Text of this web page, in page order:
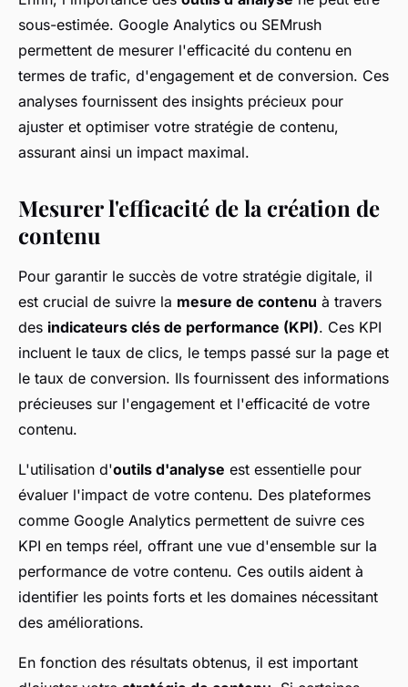
sous-estimée. Google Analytics ou SEMrush
permettent de mesurer l'efficacité du contenu en
termes de trafic, d'engagement et de conversion. Ces
analyses fournissent des insights précieux pour
ajuster et optimiser votre stratégie de contenu,
assurant ainsi un impact maximal.
Mesurer l'efficacité de la création de
contenu
Pour garantir le succès de votre stratégie digitale, il
est crucial de suivre la mesure de contenu à travers
des indicateurs clés de performance (KPI). Ces KPI
incluent le taux de clics, le temps passé sur la page et
le taux de conversion. Ils fournissent des informations
précieuses sur l'engagement et l'efficacité de votre
contenu.
L'utilisation d'outils d'analyse est essentielle pour
évaluer l'impact de votre contenu. Des plateformes
comme Google Analytics permettent de suivre ces
KPI en temps réel, offrant une vue d'ensemble sur la
performance de votre contenu. Ces outils aident à
identifier les points forts et les domaines nécessitant
des améliorations.
En fonction des résultats obtenus, il est important